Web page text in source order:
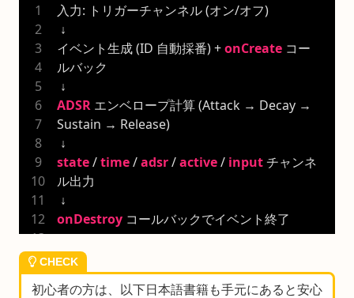
入力: トリガーチャンネル (オン/オフ)
↓
イベント生成 (ID 自動採番) + onCreate コー
ルバック
↓
ADSR エンベロープ計算 (Attack → Decay →
Sustain → Release)
↓
state / time / adsr / active / input チャンネ
ル出力
↓
onDestroy コールバックでイベント終了
CHECK
初心者の方は、以下日本語書籍も手元にあると安心